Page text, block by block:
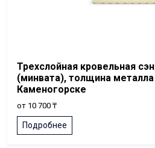
Трехслойная кровельная
(минвата), толщина
Каменогорске
от 10 700 ₸
Подробнее